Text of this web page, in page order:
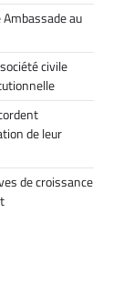
au
civile
de leur
de croissance